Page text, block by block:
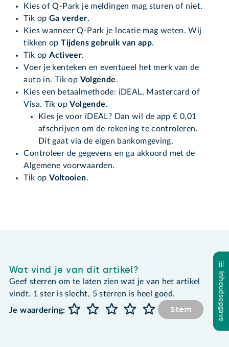
Kies of Q-Park je meldingen mag sturen of niet.
Tik op Ga verder.
Kies wanneer Q-Park je locatie mag weten. Wij
tikken opTijdens gebruik van app.
Tik opActiveer.
Voer je kenteken en eventueel het merk van de
auto in. Tik op Volgende.
Kies een betaalmethode: iDEAL, Mastercard of
Visa. Tik opVolgende.
Kies je voor iDEAL? Dan wil de app € 0,01
afschrijven om de rekening te controleren.
Dit gaat via de eigen bankomgeving.
Controleer de gegevens en ga akkoord met de
Algemene voorwaarden.
Tik opVoltooien.
Inhoudsopgave
Wat vind je van dit artikel?
Geef sterren om te laten zien wat je van het artikel
vindt. 1 ster is slecht, 5 sterren is heel goed.
Je waardering:
Stem